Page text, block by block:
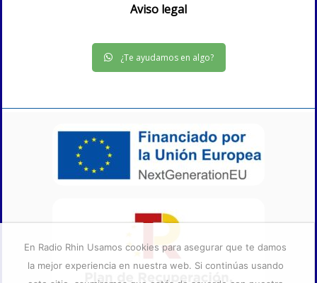
Aviso legal
¿Te ayudamos en algo?
En Radio Rhin Usamos cookies para asegurar que te damos
la mejor experiencia en nuestra web. Si continúas usando